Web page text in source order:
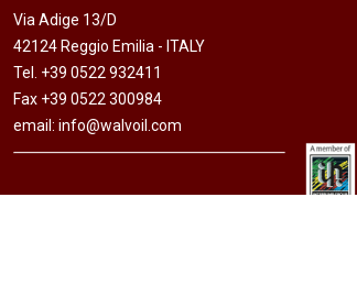
Via Adige 13/D
42124 Reggio Emilia - ITALY
Tel. +39 0522 932411
Fax +39 0522 300984
email: info@walvoil.com